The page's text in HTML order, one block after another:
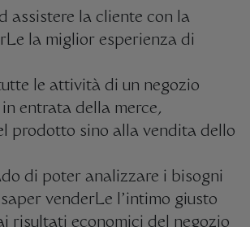
assistere la cliente con la
la miglior esperienza di
le attività di un negozio
entrata della merce,
prodotto sino alla vendita dello
di poter analizzare i bisogni
venderLe l’intimo giusto
risultati economici del negozio